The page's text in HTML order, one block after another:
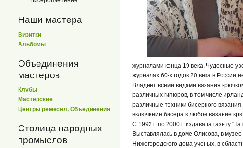
Наши мастера
Визитки
Альбомы
Объединения
мастеров
Клубы
Мастерские
Центры ремесел, Объединения
Столица народных
промыслов
журналами конца 19 века. Чудесные
журналах 60-х годов 20 века в России
Владеет всеми видами вязания
различных гипюров, в том числе
различные техники бисерного
включение бисера в любое вязание
С 1992 г. по 2000 г. издавала газету
Выставлялась в доме Олисова, в
Нижегородского дома ученых, в